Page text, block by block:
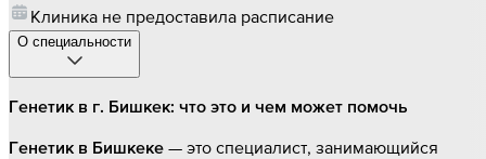
Клиника не предоставила расписание
О специальности
Генетик в г. Бишкек: что это и чем может помочь
Генетик в Бишкеке — это специалист, занимающийся